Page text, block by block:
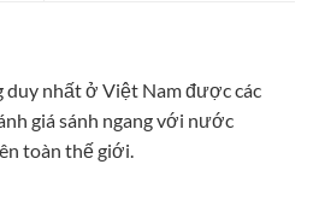
nhất ở Việt Nam được các
giá sánh ngang với nước
toàn thế giới.